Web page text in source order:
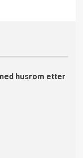
husrom etter